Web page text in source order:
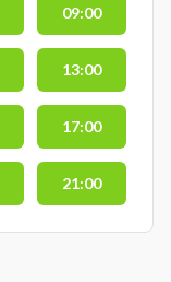
09:00
13:00
17:00
21:00